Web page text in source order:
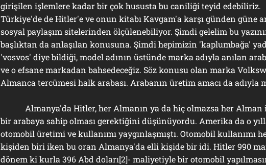
girişilen işlemlere kadar bir çok hususta bu caniliği teyid edebiliriz.
Türkiye'de de Hitler'e ve onun kitabı Kavgam'a karşı günden güne
sosyal paylaşım sitelerinden ölçülenebiliyor. Şimdi gelelim bu
başlıktan da anlaşılan konusuna. Şimdi hepimizin 'kaplumbağa'
'vosvos' diye bildiği, model adının üstünde marka adıyla anılan
ve o efsane markadan bahsedeceğiz. Söz konusu olan marka
Almanca tercümesi halk arabası. Arabanın üretim amacı da adıyla
Almanya'da Hitler, her Almanın ya da hiç olmazsa her Alman
bir arabaya sahip olması gerektiğini düşünüyordu. Amerika da o
otomobil üretimi ve kullanımı yaygınlaşmıştı. Otomobil kullanımı
kişiden biri iken bu oran Almanya'da elli kişide bir idi. Hitler 990
dönem ki kurla 396 Abd doları[2]- maliyetiyle bir otomobil